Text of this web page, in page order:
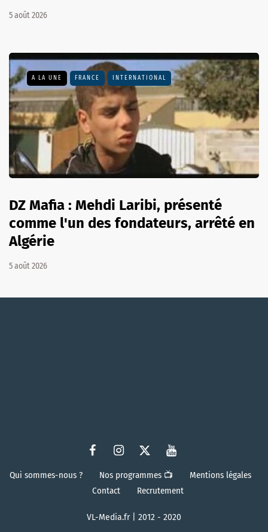
5 août 2026
A LA UNE FRANCE INTERNATIONAL
DZ Mafia : Mehdi Laribi, présenté
comme l'un des fondateurs, arrêté en
Algérie
5 août 2026
Qui sommes-nous ? Nos programmes 📺
Mentions légales
Contact
Recrutement
VL-Media.fr | 2012 - 2020